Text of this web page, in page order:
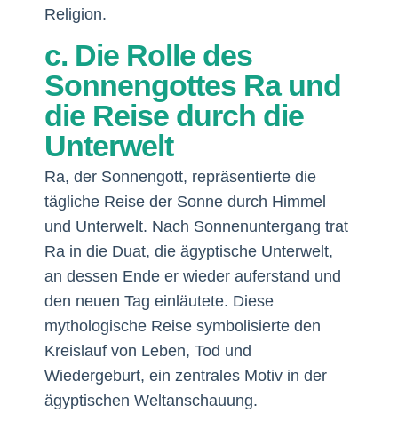
Religion.
c. Die Rolle des
Sonnengottes Ra und
die Reise durch die
Unterwelt
Ra, der Sonnengott, repräsentierte die
tägliche Reise der Sonne durch Himmel
und Unterwelt. Nach Sonnenuntergang trat
Ra in die Duat, die ägyptische Unterwelt,
an dessen Ende er wieder auferstand und
den neuen Tag einläutete. Diese
mythologische Reise symbolisierte den
Kreislauf von Leben, Tod und
Wiedergeburt, ein zentrales Motiv in der
ägyptischen Weltanschauung.